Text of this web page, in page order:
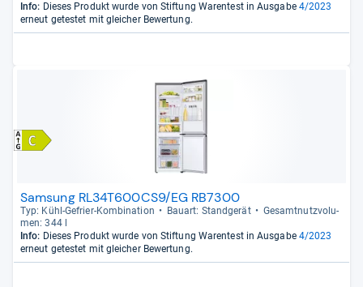
Info: Dieses Produkt wurde von Stiftung Warentest in Ausgabe 4/2023
erneut getestet mit gleicher Bewertung.
Samsung RL34T600CS9/EG RB7300
Typ: Kühl-​Gefrier-​Kom­bi­na­tion Bau­art: Stand­ge­rät
Gesamt­nutz­vo­lu­
men: 344 l
Info: Dieses Produkt wurde von Stiftung Warentest in Ausgabe 4/2023
erneut getestet mit gleicher Bewertung.